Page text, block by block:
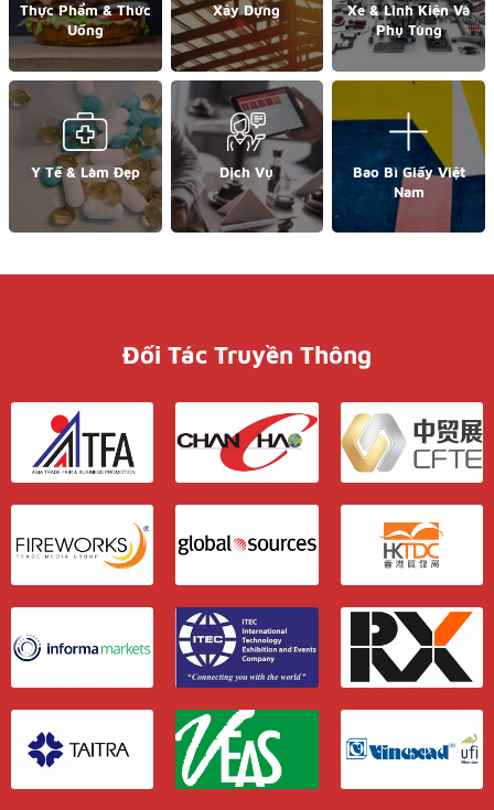
Thực Phẩm & Thức
Uống
Xây Dựng
Xe & Linh Kiện Và
Phụ Tùng
Y Tế & Làm Đẹp Dịch Vụ
Bao Bì Giấy Việt
Nam
Đối Tác Truyền Thông